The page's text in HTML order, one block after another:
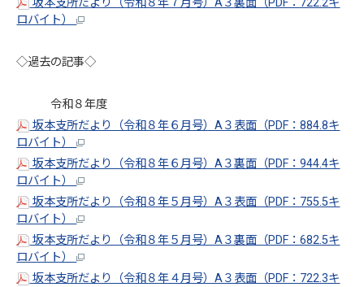
ロバイト）
◇過去の記事◇
令和８年度
坂本支所だより（令和８年６月号）A３表面（PDF：884.8キ
ロバイト）
坂本支所だより（令和８年６月号）A３裏面（PDF：944.4キ
ロバイト）
坂本支所だより（令和８年５月号）A３表面（PDF：755.5キ
ロバイト）
坂本支所だより（令和８年５月号）A３裏面（PDF：682.5キ
ロバイト）
坂本支所だより（令和８年４月号）A３表面（PDF：722.3キ